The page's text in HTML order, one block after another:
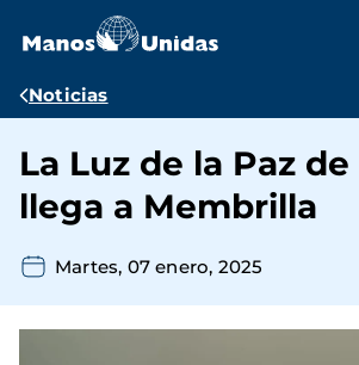
contenido
Ruta
navegación
Noticias
La Luz de la Paz
llega a Membrilla
Martes, 07 enero, 2025